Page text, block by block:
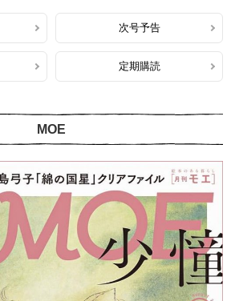
次号予告
定期購読
MOE